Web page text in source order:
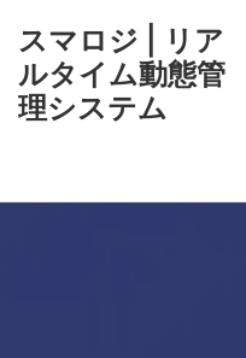
スマロジ | リア
ルタイム動態管
理システム